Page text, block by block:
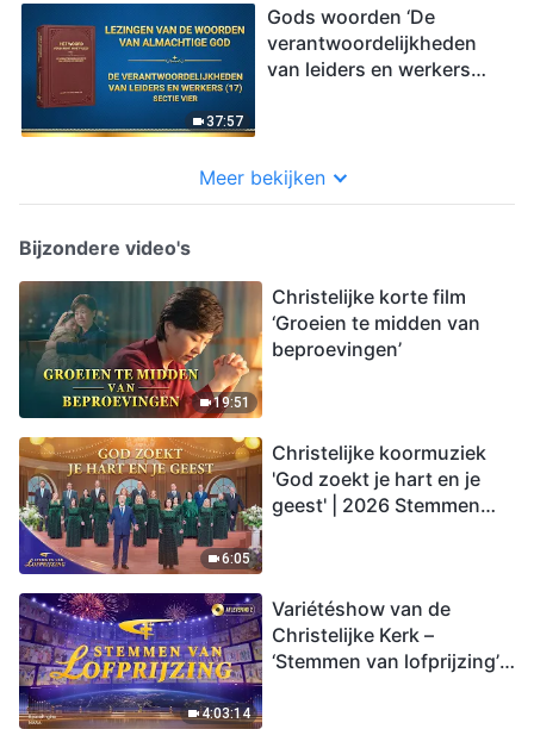
37:57
Gods woorden ‘De
verantwoordelijkheden
van leiders en werkers
Meer bekijken
Bijzondere video's
19:51
Christelijke korte film
‘Groeien te midden van
beproevingen’
6:05
Christelijke koormuziek
'God zoekt je hart en je
geest' | 2026 Stemmen
4:03:14
Variétéshow van de
Christelijke Kerk –
‘Stemmen van lofprijzing’,